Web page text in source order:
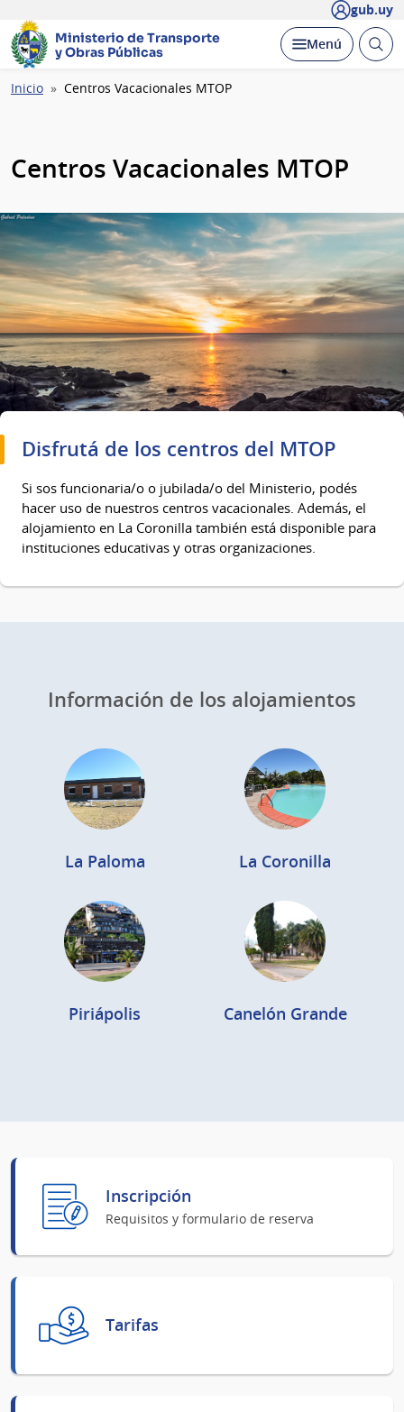
gub.uy
Ministerio de Transporte
y Obras Públicas
Desplegar
Menú Abrir
Ruta
Inicio Centros Vacacionales MTOP
Centros Vacacionales MTOP
Disfrutá de los centros del MTOP
Si sos funcionaria/o o jubilada/o del Ministerio, podés
hacer uso de nuestros centros vacacionales. Además, el
alojamiento en La Coronilla también está disponible para
instituciones educativas y otras organizaciones.
Información de los alojamientos
La Paloma La Coronilla
Piriápolis Canelón Grande
Inscripción
Requisitos y formulario de reserva
Tarifas